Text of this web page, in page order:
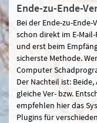
Ende-zu-Ende-
Bei der Ende-zu-
schon direkt im E-
und erst beim
sicherste Methode.
Computer
Der Nachteil ist:
gleiche Ver- bzw.
empfehlen hier das
Plugins für